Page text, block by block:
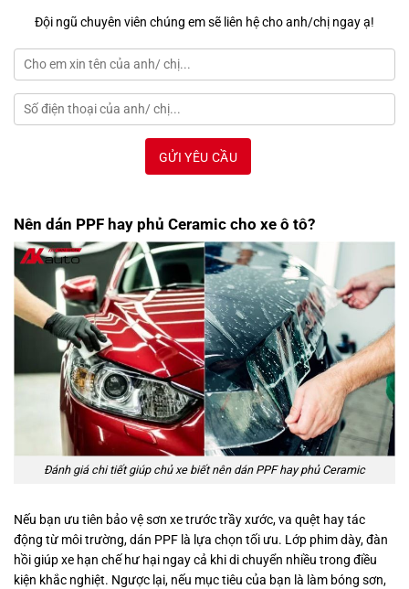
Đội ngũ chuyên viên chúng em sẽ liên hệ cho anh/chị ngay ạ!
Nên dán PPF hay phủ Ceramic cho xe ô tô?
Đánh giá chi tiết giúp chủ xe biết nên dán PPF hay phủ Ceramic
Nếu bạn ưu tiên bảo vệ sơn xe trước trầy xước, va quệt hay tác
động từ môi trường, dán PPF là lựa chọn tối ưu. Lớp phim dày, đàn
hồi giúp xe hạn chế hư hại ngay cả khi di chuyển nhiều trong điều
kiện khắc nghiệt. Ngược lại, nếu mục tiêu của bạn là làm bóng sơn,